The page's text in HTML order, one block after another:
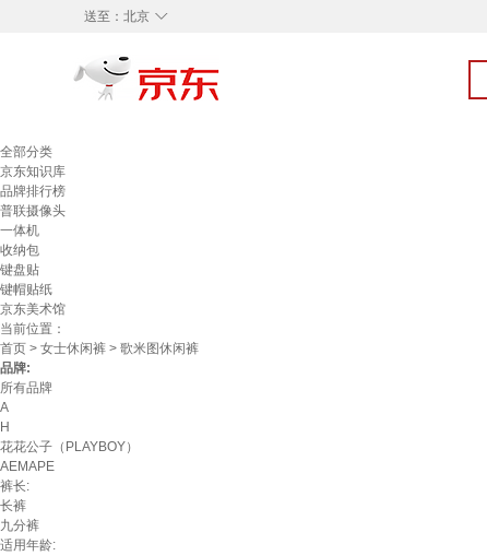
◇
送至： 北京
全部分类
京东知识库
品牌排行榜
普联摄像头
一体机
收纳包
键盘贴
键帽贴纸
京东美术馆
当前位置：
首页 > 女士休闲裤 > 歌米图休闲裤
品牌:
所有品牌
A
H
花花公子（PLAYBOY）
AEMAPE
裤长:
长裤
九分裤
适用年龄: